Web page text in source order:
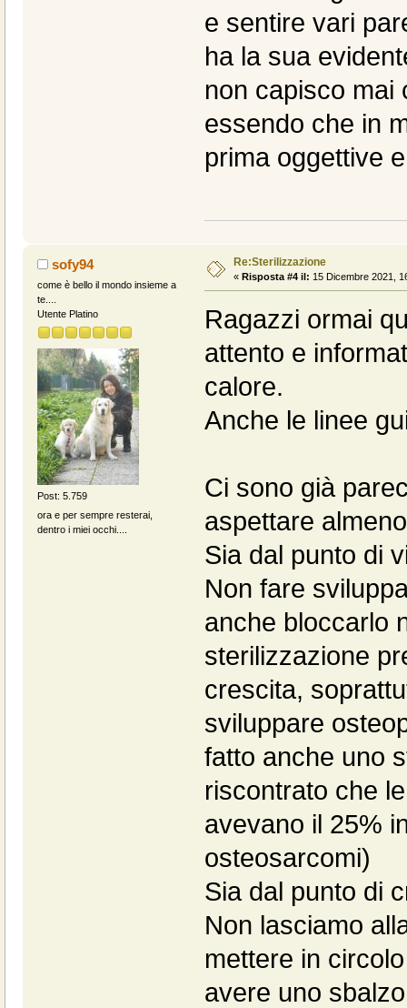
e sentire vari
ha la sua
non capisco mai
essendo che in
prima oggettive
sofy94
come è bello il mondo insieme a
te....
Utente Platino
Post: 5.759
ora e per sempre resterai,
dentro i miei occhi....
Re:Sterilizzazione
« Risposta #4 il: 15 Dicembre 2021,
Ragazzi ormai
attento e
calore.
Anche le linee
Ci sono già
aspettare
Sia dal punto di
Non fare
anche bloccarlo
sterilizzazione
crescita,
sviluppare
fatto anche uno
riscontrato che
avevano il 25%
osteosarcomi)
Sia dal punto di
Non lasciamo
mettere in
avere uno